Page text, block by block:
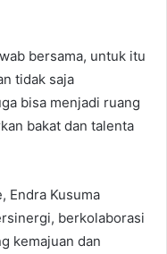
bersama, untuk itu
tidak saja
bisa menjadi ruang
bakat dan talenta
Endra Kusuma
berkolaborasi
kemajuan dan